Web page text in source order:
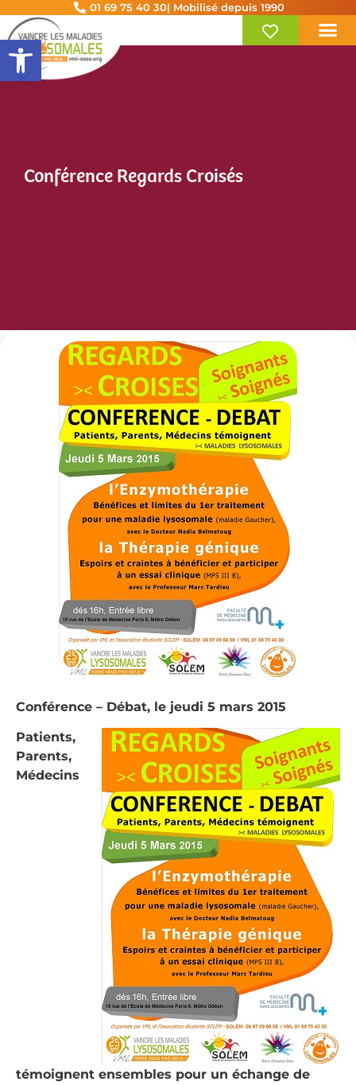
Ouvrir la barre d’outils
01 69 75 40 30| Mobilisé depuis 1990
Conférence Regards Croisés
Conférence – Débat, le jeudi 5 mars 2015
Patients,
Parents,
Médecins
témoignent ensembles pour un échange de